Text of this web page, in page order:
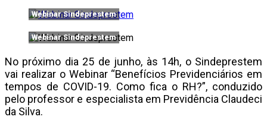
Webinar Sindeprestem
Webinar Sindeprestem
No próximo dia 25 de junho, às 14h, o Sindeprestem
vai realizar o Webinar “Benefícios Previdenciários em
tempos de COVID-19. Como fica o RH?”, conduzido
pelo professor e especialista em Previdência Claudeci
da Silva.